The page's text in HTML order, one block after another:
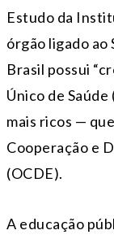
Estudo da
órgão ligado ao
Brasil possui
Único de Saúde
mais ricos —
Cooperação e
(OCDE).
A educação